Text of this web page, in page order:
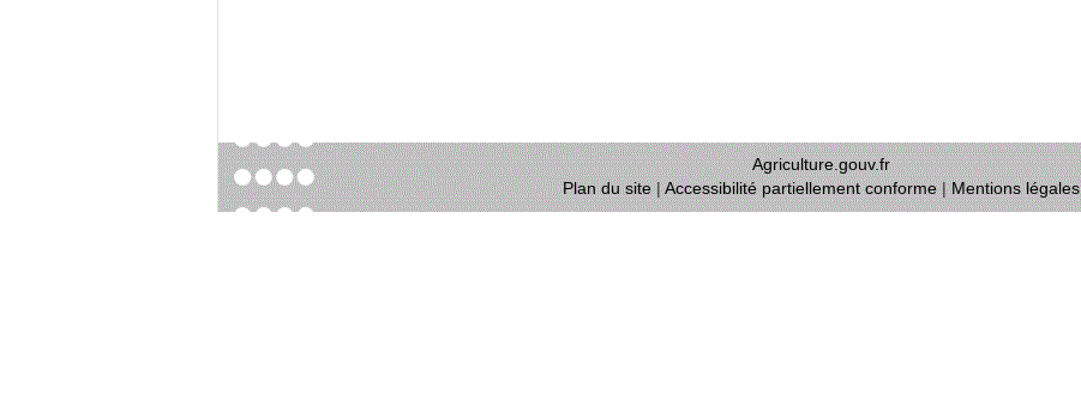
Agriculture.gouv.fr
Plan du site|Accessibilité partiellement conforme|Mentions légales